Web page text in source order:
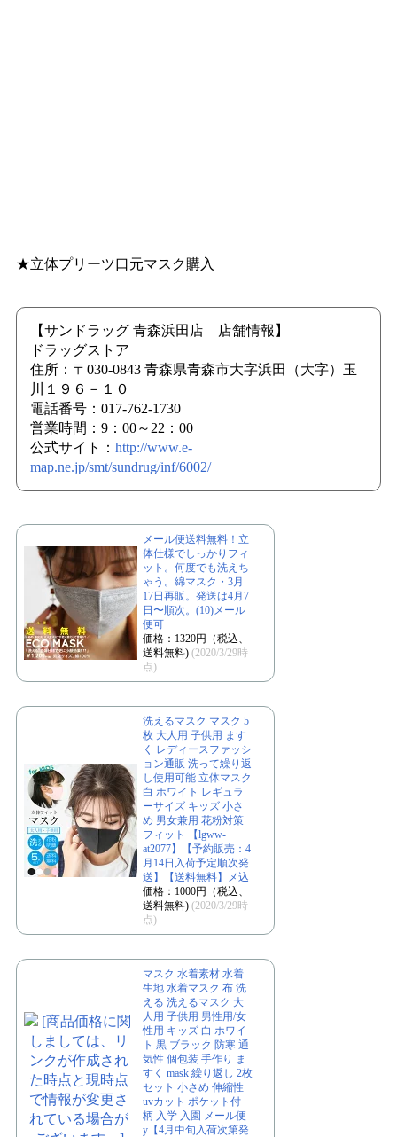
★立体プリーツ口元マスク購入
【サンドラッグ 青森浜田店 店舗情報】
ドラッグストア
住所：〒030-0843 青森県青森市大字浜田（大字）玉
川１９６－１０
電話番号：017-762-1730
営業時間：9：00～22：00
公式サイト： http://www.e-
map.ne.jp/smt/sundrug/inf/6002/
メール便送料無料！立
体仕様でしっかりフィ
ット。何度でも洗えち
ゃう。綿マスク・3月
17日再販。発送は4月7
日〜順次。(10)メール
便可
価格：1320円（税込、
送料無料) (2020/3/29時
点)
洗えるマスク マスク 5
枚 大人用 子供用 ます
く レディースファッシ
ョン通販 洗って繰り返
し使用可能 立体マスク
白 ホワイト レギュラ
ーサイズ キッズ 小さ
め 男女兼用 花粉対策
フィット 【lgww-
at2077】【予約販売：4
月14日入荷予定順次発
送】【送料無料】メ込
価格：1000円（税込、
送料無料) (2020/3/29時
点)
マスク 水着素材 水着
生地 水着マスク 布 洗
える 洗えるマスク 大
人用 子供用 男性用/女
性用 キッズ 白 ホワイ
ト 黒 ブラック 防寒 通
気性 個包装 手作り ま
すく mask 繰り返し 2枚
セット 小さめ 伸縮性
uvカット ポケット付
柄 入学 入園 メール便
y【4月中旬入荷次第発